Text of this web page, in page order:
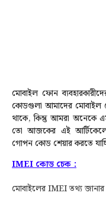
মোবাইল ফোন
কোডগুলা আমাদের মোবাইল
থাকে, কিন্তু আমরা অনেকে
তো আজকের এই
গোপন কোড শেয়ার করতে
IMEIকোড চেক :
মোবাইলের IMEI তথ্য